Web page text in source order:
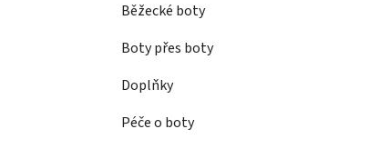
Běžecké boty
Boty přes boty
Doplňky
Péče o boty